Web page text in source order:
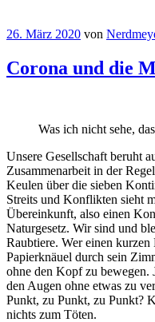
26. März 2020 von
Corona und die
Was ich nicht sehe,
Unsere Gesellschaft beruht
Zusammenarbeit in der
Keulen über die sieben
Streits und Konflikten sieht
Übereinkunft, also einen
Naturgesetz. Wir sind und
Raubtiere. Wer einen
Papierknäuel durch sein
ohne den Kopf zu bewegen.
den Augen ohne etwas zu
Punkt, zu Punkt, zu Punkt?
nichts zum Töten.